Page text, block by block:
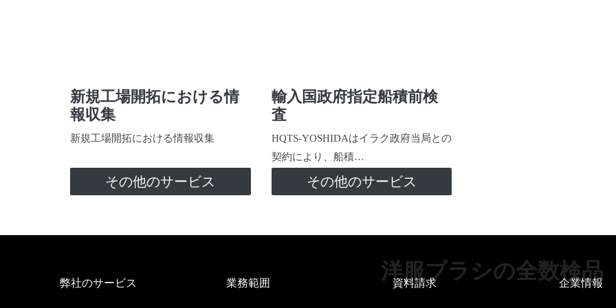
新規工場開拓における情
報収集
新規工場開拓における情報収集
その他のサービス
輸入国政府指定船積前検
査
HQTS-YOSHIDAはイラク政府当局との
契約により、船積…
その他のサービス
洋服ブラシの全数検品
弊社のサービス 業務範囲 資料請求 企業情報